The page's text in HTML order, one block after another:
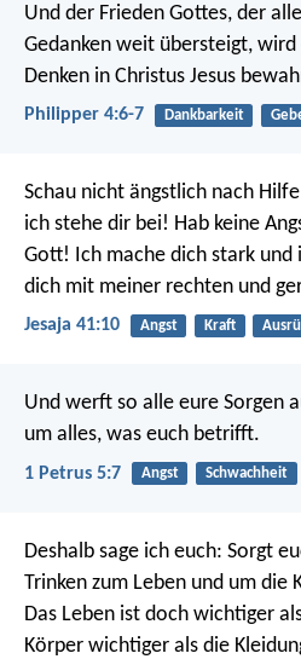
Und der Frieden Gottes, der
Gedanken weit übersteigt,
Denken in Christus Jesus
Philipper 4:6-7 Dankbarkeit
Schau nicht ängstlich nach
ich stehe dir bei! Hab keine
Gott! Ich mache dich stark und
dich mit meiner rechten und
Jesaja 41:10 Angst Kraft
Und werft so alle eure Sorgen
um alles, was euch betrifft.
1 Petrus 5:7 Angst Schwachheit
Deshalb sage ich euch: Sorgt
Trinken zum Leben und um die
Das Leben ist doch wichtiger
Körper wichtiger als die